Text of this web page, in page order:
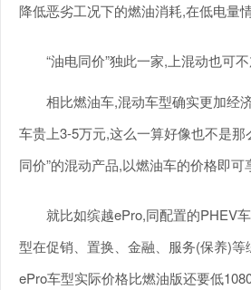
降低恶劣工况下的燃油消耗,在低电量
“油电同价”独此一家,上混动也可
相比燃油车,混动车型确实更加经
车贵上3-5万元,这么一算好像也不是
同价”的混动产品,以燃油车的价格即
就比如缤越ePro,同配置的PHEV
型在促销、置换、金融、服务(保养)
ePro车型实际价格比燃油版还要低